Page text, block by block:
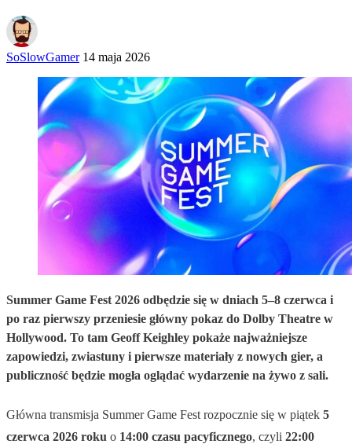
SoSlowGamer 14 maja 2026
Summer Game Fest 2026 odbędzie się w dniach 5–8 czerwca i
po raz pierwszy przeniesie główny pokaz do Dolby Theatre w
Hollywood. To tam Geoff Keighley pokaże najważniejsze
zapowiedzi, zwiastuny i pierwsze materiały z nowych gier, a
publiczność będzie mogła oglądać wydarzenie na żywo z sali.
Główna transmisja Summer Game Fest rozpocznie się w piątek 5
czerwca 2026 roku o 14:00 czasu pacyficznego, czyli 22:00